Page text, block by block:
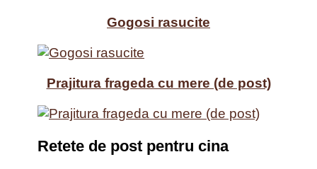
Gogosi rasucite
Prajitura frageda cu mere (de post)
Retete de post pentru cina